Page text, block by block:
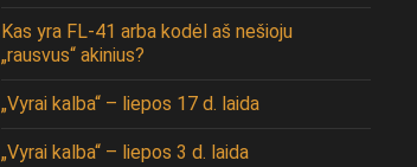
Kas yra FL-41 arba kodėl aš nešioju
„rausvus“ akinius?
„Vyrai kalba“ – liepos 17 d. laida
„Vyrai kalba“ – liepos 3 d. laida